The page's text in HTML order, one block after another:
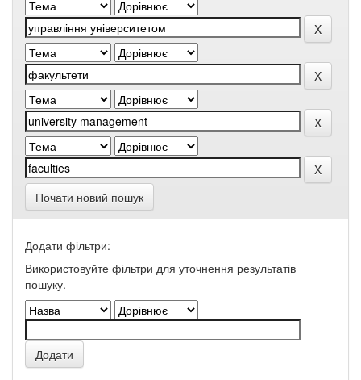
Почати новий пошук
Додати фільтри:
Використовуйте фільтри для уточнення результатів
пошуку.